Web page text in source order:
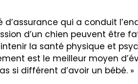
qui a conduit
d’un chien peuvent être
la santé physique et
est le meilleur moyen
si différent d’avoir un bébé. »